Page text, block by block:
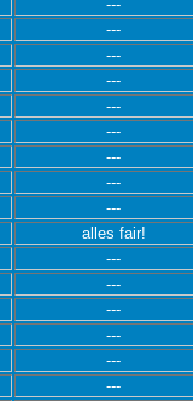
---
---
---
---
---
---
---
---
---
alles fair!
---
---
---
---
---
---